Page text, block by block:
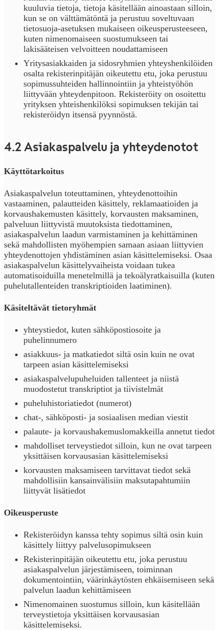
kuuluvia tietoja, tietoja käsitellään ainoastaan silloin,
kun se on välttämätöntä ja perustuu soveltuvaan
tietosuoja-asetuksen mukaiseen oikeusperusteeseen,
kuten nimenomaiseen suostumukseen tai
lakisääteisen velvoitteen noudattamiseen
Yritysasiakkaiden ja sidosryhmien yhteyshenkilöiden
osalta rekisterinpitäjän oikeutettu etu, joka perustuu
sopimussuhteiden hallinnointiin ja yhteistyöhön
liittyvään yhteydenpitoon. Rekisteröity on osoitettu
yrityksen yhteishenkilöksi sopimuksen tekijän tai
rekisteröidyn itsensä pyynnöstä.
4.2 Asiakaspalvelu ja yhteydenotot
Käyttötarkoitus
Asiakaspalvelun toteuttaminen, yhteydenottoihin
vastaaminen, palautteiden käsittely, reklamaatioiden ja
korvaushakemusten käsittely, korvausten maksaminen,
palveluun liittyvistä muutoksista tiedottaminen,
asiakaspalvelun laadun varmistaminen ja kehittäminen
sekä mahdollisten myöhempien samaan asiaan liittyvien
yhteydenottojen yhdistäminen asian käsittelemiseksi. Osaa
asiakaspalvelun käsittelyvaiheista voidaan tukea
automatisoiduilla menetelmillä ja tekoälyratkaisuilla (kuten
puhelutallenteiden transkriptioiden laatiminen).
Käsiteltävät tietoryhmät
yhteystiedot, kuten sähköpostiosoite ja
puhelinnumero
asiakkuus- ja matkatiedot siltä osin kuin ne ovat
tarpeen asian käsittelemiseksi
asiakaspalvelupuheluiden tallenteet ja niistä
muodostetut transkriptiot ja tiivistelmät
puheluhistoriatiedot (numerot)
chat-, sähköposti- ja sosiaalisen median viestit
palaute- ja korvaushakemuslomakkeilla annetut tiedot
mahdolliset terveystiedot silloin, kun ne ovat tarpeen
yksittäisen korvausasian käsittelemiseksi
korvausten maksamiseen tarvittavat tiedot sekä
mahdollisiin kansainvälisiin maksutapahtumiin
liittyvät lisätiedot
Oikeusperuste
Rekisteröidyn kanssa tehty sopimus siltä osin kuin
käsittely liittyy palvelusopimukseen
Rekisterinpitäjän oikeutettu etu, joka perustuu
asiakaspalvelun järjestämiseen, toiminnan
dokumentointiin, väärinkäytösten ehkäisemiseen sekä
palvelun laadun kehittämiseen
Nimenomainen suostumus silloin, kun käsitellään
terveystietoja yksittäisen korvausasian
käsittelemiseksi.